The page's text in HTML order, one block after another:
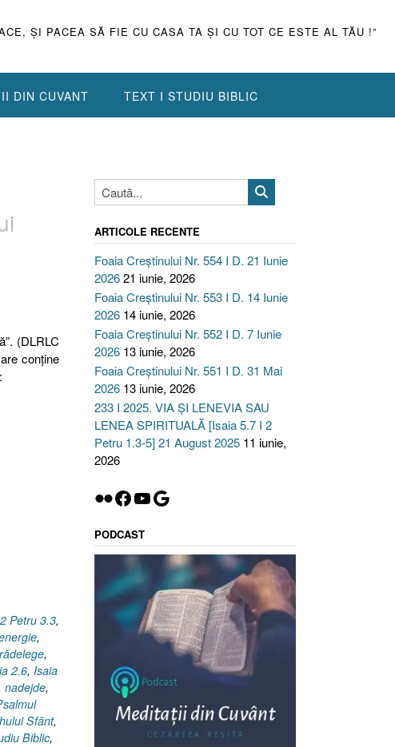
ŞI PACEA SĂ FIE CU CASA TA ŞI CU TOT CE ESTE AL TĂU !”
DIN CUVANT TEXT I STUDIU BIBLIC
(DLRLC
conține
2 Petru 3.3,
,
,
2.6, Isaia
nadejde,
Sfânt,
Biblic,
ARTICOLE RECENTE
Foaia Creștinului Nr. 554 I D. 21 Iunie
202621 iunie, 2026
Foaia Creștinului Nr. 553 I D. 14 Iunie
2026 14 iunie, 2026
Foaia Creștinului Nr. 552 I D. 7 Iunie
2026 13 iunie, 2026
Foaia Creștinului Nr. 551 I D. 31 Mai
2026 13 iunie, 2026
233 I 2025. VIA ȘI LENEVIA SAU
LENEA SPIRITUALĂ [Isaia 5.7 I 2
Petru 1.3-5] 21 August 2025 11 iunie,
2026
Flickr
Facebook
YouTube
Google
PODCAST